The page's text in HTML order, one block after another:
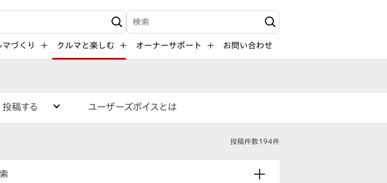
ワード入力 検索キーワード入力
づくり クルマと楽しむ オーナーサポート お問い合わせ
投稿する ユーザーズボイスとは
投稿件数194件